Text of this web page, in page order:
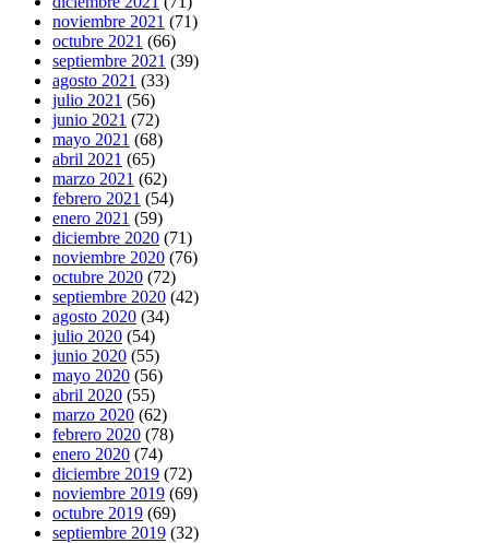
noviembre 2021 (71)
octubre 2021 (66)
septiembre 2021 (39)
agosto 2021 (33)
julio 2021 (56)
junio 2021 (72)
mayo 2021 (68)
abril 2021 (65)
marzo 2021 (62)
febrero 2021 (54)
enero 2021 (59)
diciembre 2020 (71)
noviembre 2020 (76)
octubre 2020 (72)
septiembre 2020 (42)
agosto 2020 (34)
julio 2020 (54)
junio 2020 (55)
mayo 2020 (56)
abril 2020 (55)
marzo 2020 (62)
febrero 2020 (78)
enero 2020 (74)
diciembre 2019 (72)
noviembre 2019 (69)
octubre 2019 (69)
septiembre 2019 (32)